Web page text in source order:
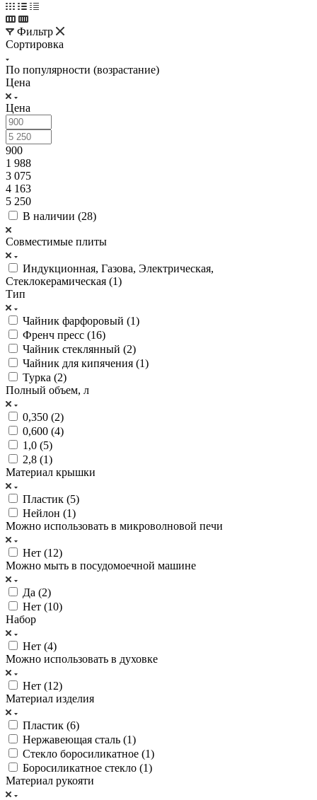
Фильтр
Сортировка
По популярности (возрастание)
Цена
Цена
900
1 988
3 075
4 163
5 250
В наличии (28)
Совместимые плиты
Индукционная, Газова, Электрическая,
Стеклокерамическая (1)
Тип
Чайник фарфоровый (1)
Френч пресс (16)
Чайник стеклянный (2)
Чайник для кипячения (1)
Турка (2)
Полный объем, л
0,350 (2)
0,600 (4)
1,0 (5)
2,8 (1)
Материал крышки
Пластик (5)
Нейлон (1)
Можно использовать в микроволновой печи
Нет (12)
Можно мыть в посудомоечной машине
Да (2)
Нет (10)
Набор
Нет (4)
Можно использовать в духовке
Нет (12)
Материал изделия
Пластик (6)
Нержавеющая сталь (1)
Стекло боросиликатное (1)
Боросиликатное стекло (1)
Материал рукояти